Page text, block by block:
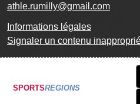
athle.rumilly@gmail.com
Informations légales
Signaler un contenu
SPORTSREGIONS